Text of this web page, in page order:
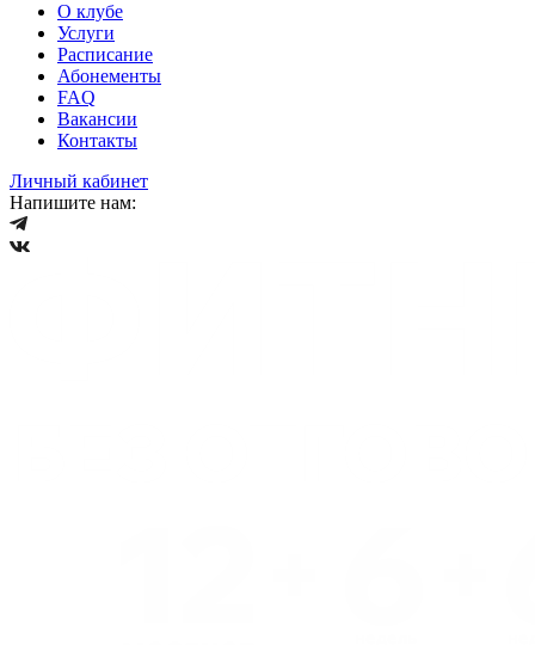
О клубе
Услуги
Расписание
Абонементы
FAQ
Вакансии
Контакты
Личный кабинет
Напишите нам: